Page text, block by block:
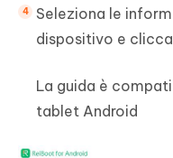
Seleziona le
dispositivo e
La guida è
tablet Android